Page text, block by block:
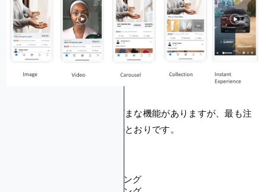
プラットフォームにはさまざまな機能がありますが、最も注
目すべき機能とツールは次のとおりです。
パフォーマンストラッキング